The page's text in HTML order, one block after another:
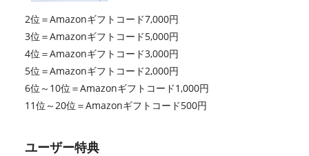
2位＝Amazonギフトコード7,000円
3位＝Amazonギフトコード5,000円
4位＝Amazonギフトコード3,000円
5位＝Amazonギフトコード2,000円
6位～10位＝Amazonギフトコード1,000円
11位～20位＝Amazonギフトコード500円
ユーザー特典